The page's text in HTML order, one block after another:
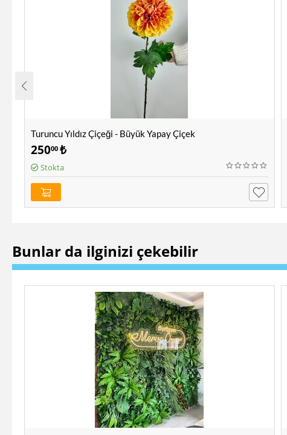
Turuncu Yıldız Çiçeği - Büyük Yapay Çiçek
25000 ₺
Stokta
Bunlar da ilginizi çekebilir